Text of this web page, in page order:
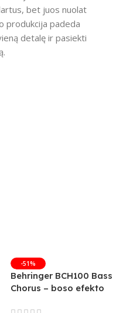
bet juos nuolat
produkcija padeda
detalę ir pasiekti
-51%
Behringer BCH100 Bass
Chorus – boso efekto